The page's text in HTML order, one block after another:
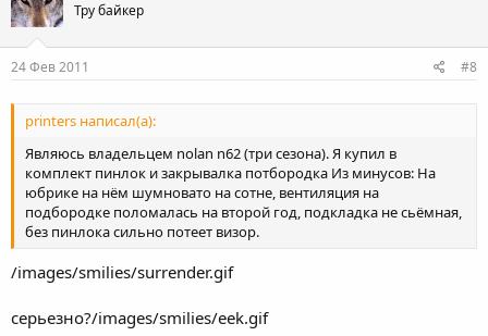
Тру байкер
24 Фев 2011 #8
printers написал(а):
Являюсь владельцем nolan n62 (три сезона). Я купил в
комплект пинлок и закрывалка потбородка Из минусов: На
юбрике на нём шумновато на сотне, вентиляция на
подбородке поломалась на второй год, подкладка не сьёмная,
без пинлока сильно потеет визор.
/images/smilies/surrender.gif
серьезно?/images/smilies/eek.gif